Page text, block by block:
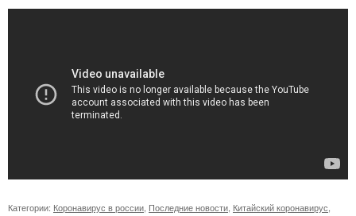
Категории: Коронавирус в россии Последние новости Китайский коронавирус